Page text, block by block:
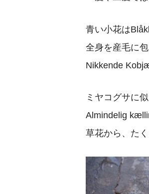
青い小花は
全身を産毛に
Nikkende
ミヤコグサに
Almindelig
草花から、た